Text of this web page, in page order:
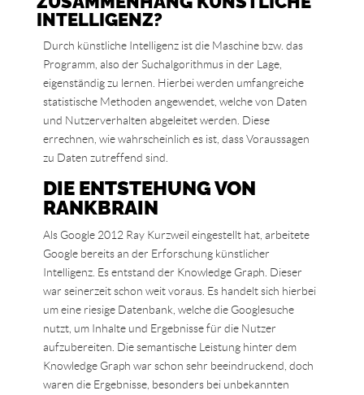
INTELLIGENZ?
Durch künstliche Intelligenz ist die Maschine bzw. das
Programm, also der Suchalgorithmus in der Lage,
eigenständig zu lernen. Hierbei werden umfangreiche
statistische Methoden angewendet, welche von Daten
und Nutzerverhalten abgeleitet werden. Diese
errechnen, wie wahrscheinlich es ist, dass Voraussagen
zu Daten zutreffend sind.
DIE ENTSTEHUNG VON
RANKBRAIN
Als Google 2012 Ray Kurzweil eingestellt hat, arbeitete
Google bereits an der Erforschung künstlicher
Intelligenz. Es entstand der Knowledge Graph. Dieser
war seinerzeit schon weit voraus. Es handelt sich hierbei
um eine riesige Datenbank, welche die Googlesuche
nutzt, um Inhalte und Ergebnisse für die Nutzer
aufzubereiten. Die semantische Leistung hinter dem
Knowledge Graph war schon sehr beeindruckend, doch
waren die Ergebnisse, besonders bei unbekannten